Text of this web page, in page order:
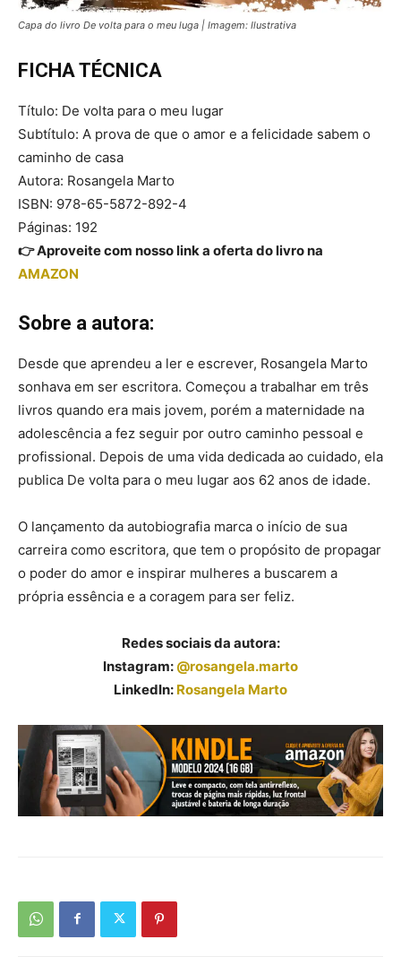
Capa do livro De volta para o meu luga | Imagem: Ilustrativa
FICHA TÉCNICA
Título: De volta para o meu lugar
Subtítulo: A prova de que o amor e a felicidade sabem o
caminho de casa
Autora: Rosangela Marto
ISBN: 978-65-5872-892-4
Páginas: 192
👉 Aproveite com nosso link a oferta do livro na
AMAZON
Sobre a autora:
Desde que aprendeu a ler e escrever, Rosangela Marto
sonhava em ser escritora. Começou a trabalhar em três
livros quando era mais jovem, porém a maternidade na
adolescência a fez seguir por outro caminho pessoal e
profissional. Depois de uma vida dedicada ao cuidado, ela
publica De volta para o meu lugar aos 62 anos de idade.
O lançamento da autobiografia marca o início de sua
carreira como escritora, que tem o propósito de propagar
o poder do amor e inspirar mulheres a buscarem a
própria essência e a coragem para ser feliz.
Redes sociais da autora:
Instagram: @rosangela.marto
LinkedIn: Rosangela Marto